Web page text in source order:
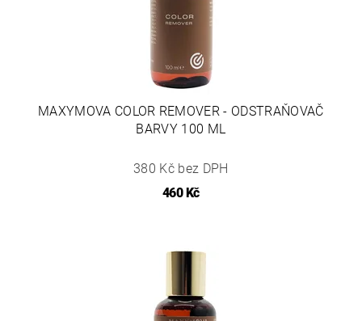
MAXYMOVA COLOR REMOVER - ODSTRAŇOVAČ
BARVY 100 ML
380 Kč bez DPH
460 Kč